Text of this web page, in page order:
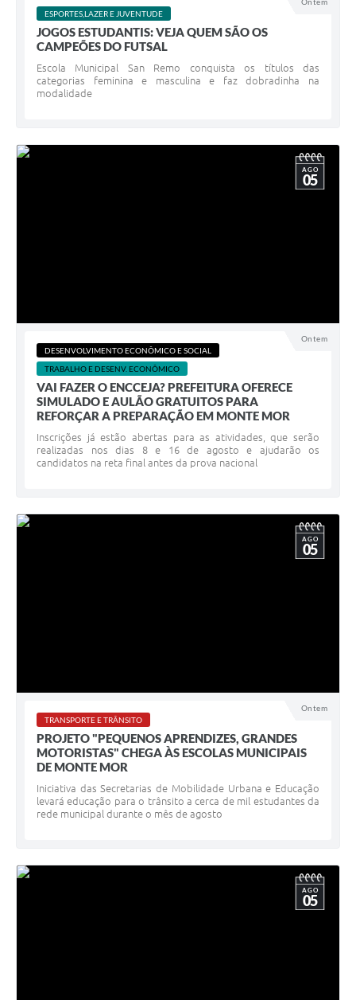
ESPORTES,LAZER E JUVENTUDE
JOGOS ESTUDANTIS: VEJA QUEM SÃO OS
CAMPEÕES DO FUTSAL
Escola Municipal San Remo conquista os títulos das
categorias feminina e masculina e faz dobradinha na
modalidade
Ontem
AGO
05
DESENVOLVIMENTO ECONÔMICO E SOCIAL
TRABALHO E DESENV. ECONÔMICO
VAI FAZER O ENCCEJA? PREFEITURA OFERECE
SIMULADO E AULÃO GRATUITOS PARA
REFORÇAR A PREPARAÇÃO EM MONTE MOR
Inscrições já estão abertas para as atividades, que serão
realizadas nos dias 8 e 16 de agosto e ajudarão os
candidatos na reta final antes da prova nacional
Ontem
AGO
05
TRANSPORTE E TRÂNSITO
PROJETO "PEQUENOS APRENDIZES, GRANDES
MOTORISTAS" CHEGA ÀS ESCOLAS MUNICIPAIS
DE MONTE MOR
Iniciativa das Secretarias de Mobilidade Urbana e Educação
levará educação para o trânsito a cerca de mil estudantes da
rede municipal durante o mês de agosto
AGO
05